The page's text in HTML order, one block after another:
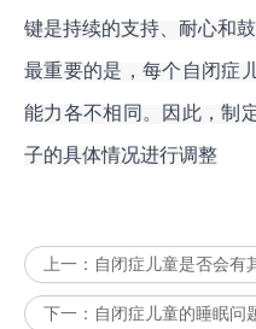
键是持续的支持、耐心和鼓
最重要的是，每个自闭症
能力各不相同。 因此，制
子的具体情况进行调整
上一： 自闭症儿童是否会有
下一： 自闭症儿童的睡眠问